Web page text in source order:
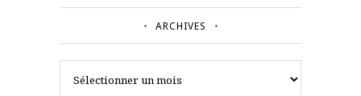
ARCHIVES